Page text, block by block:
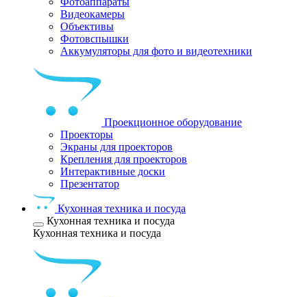
Видеокамеры
Объективы
Фотовспышки
Аккумуляторы для фото и видеотехники
Проекционное оборудование
Проекторы
Экраны для проекторов
Крепления для проекторов
Интерактивные доски
Презентатор
Кухонная техника и посуда
Кухонная техника и посуда
Кухонная техника и посуда